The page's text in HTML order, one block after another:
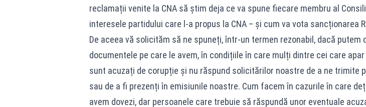
reclamații venite la CNA să știm deja ce va spune fiecare membru al
interesele partidului care l-a propus la CNA – și cum va vota sancționarea
De aceea vă solicităm să ne spuneți, într-un termen rezonabil, dacă putem
documentele pe care le avem, în condițiile în care mulți dintre cei care
sunt acuzați de corupție și nu răspund solicitărilor noastre de a ne trimite
sau de a fi prezenți în emisiunile noastre. Cum facem în cazurile în care
avem dovezi, dar persoanele care trebuie să răspundă unor eventuale